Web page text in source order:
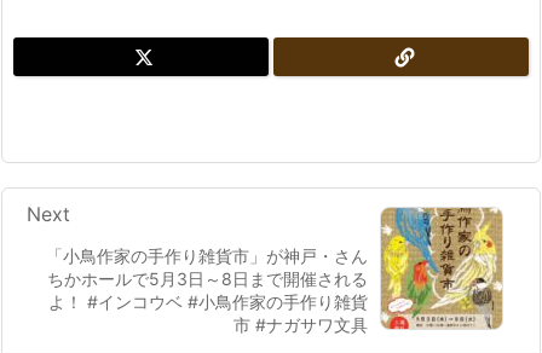
「小鳥作家の手作り雑貨市」が神戸・さん
ちかホールで5月3日～8日まで開催される
よ！ #インコウベ #小鳥作家の手作り雑貨
市 #ナガサワ文具
Next